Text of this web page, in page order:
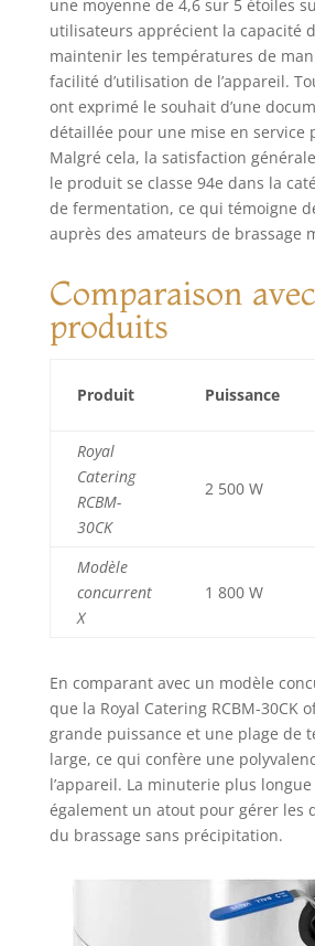
une moyenne de 4,6 sur 5 étoiles
utilisateurs apprécient la capacité
maintenir les températures de
facilité d’utilisation de l’appareil.
ont exprimé le souhait d’une
détaillée pour une mise en service
Malgré cela, la satisfaction
le produit se classe 94e dans la
de fermentation, ce qui témoigne
auprès des amateurs de brassage
Comparaison
produits
Produit Puissance
Royal
Catering
RCBM-
30CK
2 500 W
Modèle
concurrent
X
1 800 W
En comparant avec un modèle
que la Royal Catering RCBM-30CK
grande puissance et une plage de
large, ce qui confère une
l’appareil. La minuterie plus
également un atout pour gérer les
du brassage sans précipitation.